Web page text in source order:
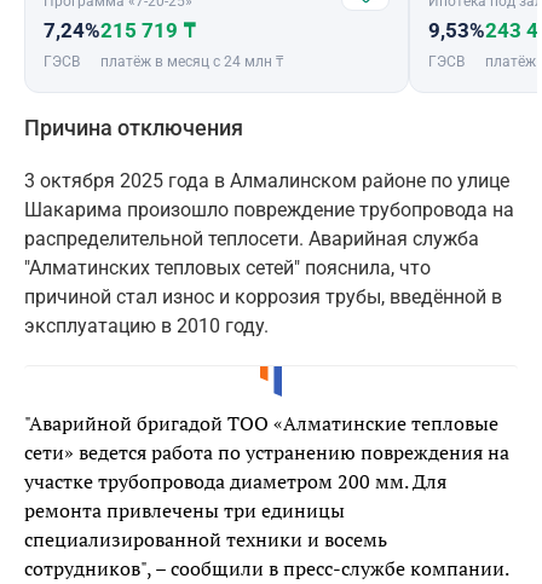
7,24%
ГЭСВ
215 719 ₸
платёж в месяц с 24 млн ₸
9,53%
ГЭСВ
243
платёж
Причина отключения
3 октября 2025 года в Алмалинском районе по улице
Шакарима произошло повреждение трубопровода на
распределительной теплосети. Аварийная служба
"Алматинских тепловых сетей" пояснила, что
причиной стал износ и коррозия трубы, введённой в
эксплуатацию в 2010 году.
"Аварийной бригадой ТОО «Алматинские тепловые
сети» ведется работа по устранению повреждения на
участке трубопровода диаметром 200 мм. Для
ремонта привлечены три единицы
специализированной техники и восемь
сотрудников", – сообщили в пресс-службе компании.